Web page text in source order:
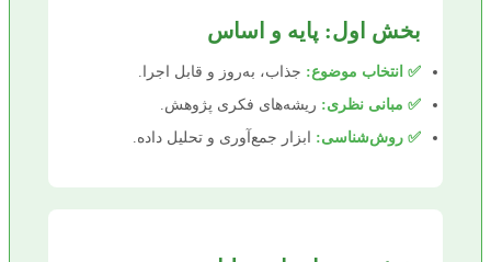
بخش اول: پایه و اساس
✅ انتخاب موضوع: جذاب، به‌روز و قابل اجرا.
✅ مبانی نظری: ریشه‌های فکری پژوهش.
✅ روش‌شناسی: ابزار جمع‌آوری و تحلیل داده.